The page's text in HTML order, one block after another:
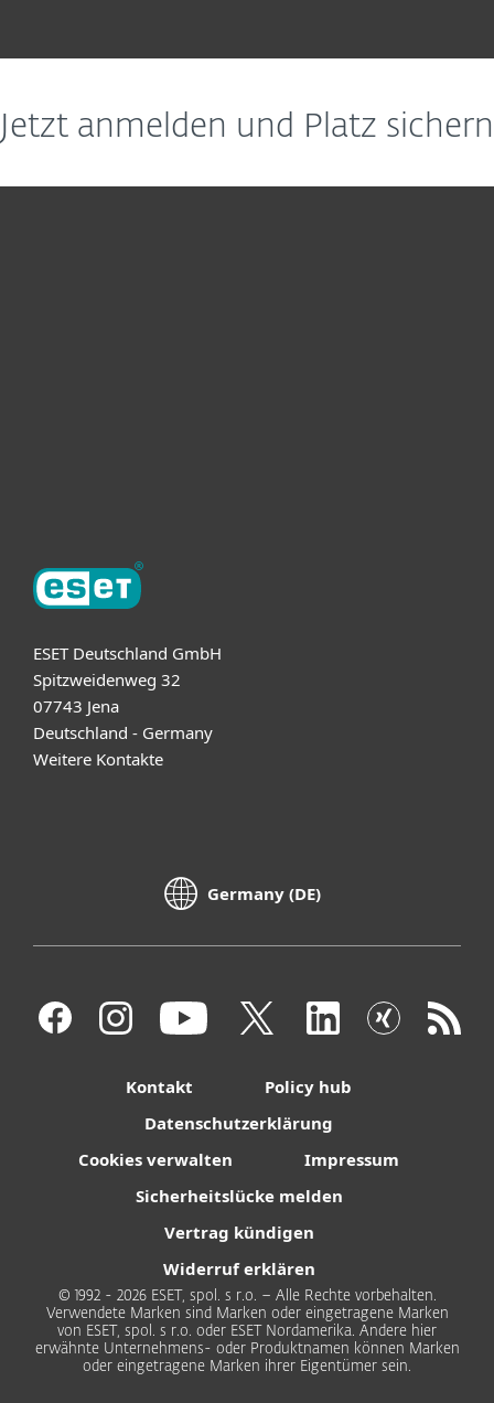
Jetzt anmelden und Platz sichern
ESET Deutschland GmbH
Spitzweidenweg 32
07743 Jena
Deutschland - Germany
Weitere Kontakte
Germany (DE)
Kontakt
Policy hub
Datenschutzerklärung
Cookies verwalten
Impressum
Sicherheitslücke melden
Vertrag kündigen
Widerruf erklären
© 1992 - 2026 ESET, spol. s r.o. – Alle Rechte vorbehalten.
Verwendete Marken sind Marken oder eingetragene Marken
von ESET, spol. s r.o. oder ESET Nordamerika. Andere hier
erwähnte Unternehmens- oder Produktnamen können Marken
oder eingetragene Marken ihrer Eigentümer sein.